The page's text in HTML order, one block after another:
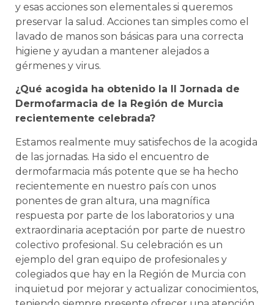
y esas acciones son elementales si queremos
preservar la salud. Acciones tan simples como el
lavado de manos son básicas para una correcta
higiene y ayudan a mantener alejados a
gérmenes y virus.
¿Qué acogida ha obtenido la II Jornada de
Dermofarmacia de la Región de Murcia
recientemente celebrada?
Estamos realmente muy satisfechos de la acogida
de las jornadas. Ha sido el encuentro de
dermofarmacia más potente que se ha hecho
recientemente en nuestro país con unos
ponentes de gran altura, una magnífica
respuesta por parte de los laboratorios y una
extraordinaria aceptación por parte de nuestro
colectivo profesional. Su celebración es un
ejemplo del gran equipo de profesionales y
colegiados que hay en la Región de Murcia con
inquietud por mejorar y actualizar conocimientos,